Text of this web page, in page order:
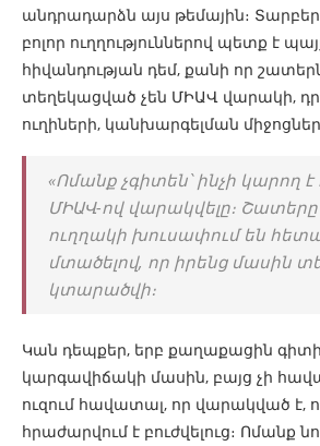
անդրադարձն այս թեմային։ Տարբեր
բոլոր ուղղություններով պետք է
հիվանդության դեմ, քանի որ
տեղեկացված չեն ՄԻԱՎ վարակի,
ուղիների, կանխարգելման
«Ոմանք չգիտեն՝ ինչի կարող է
ՄԻԱՎ-ով վարակվելը։
ուղղակի խուսափում են
մտածելով, որ իրենց մասին
կտարածվի։
Կան դեպքեր, երբ քաղաքացին
կարգավիճակի մասին, բայց չի
ուզում հավատալ, որ վարակված է,
հրաժարվում է բուժվելուց։ Ոմանք